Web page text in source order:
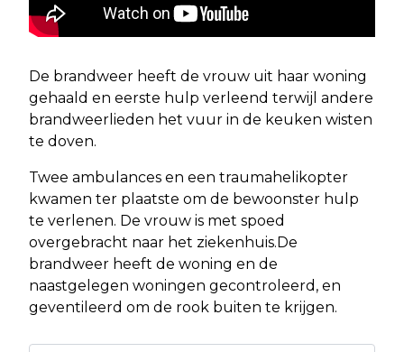
De brandweer heeft de vrouw uit haar woning
gehaald en eerste hulp verleend terwijl andere
brandweerlieden het vuur in de keuken wisten
te doven.
Twee ambulances en een traumahelikopter
kwamen ter plaatste om de bewoonster hulp
te verlenen. De vrouw is met spoed
overgebracht naar het ziekenhuis.De
brandweer heeft de woning en de
naastgelegen woningen gecontroleerd, en
geventileerd om de rook buiten te krijgen.